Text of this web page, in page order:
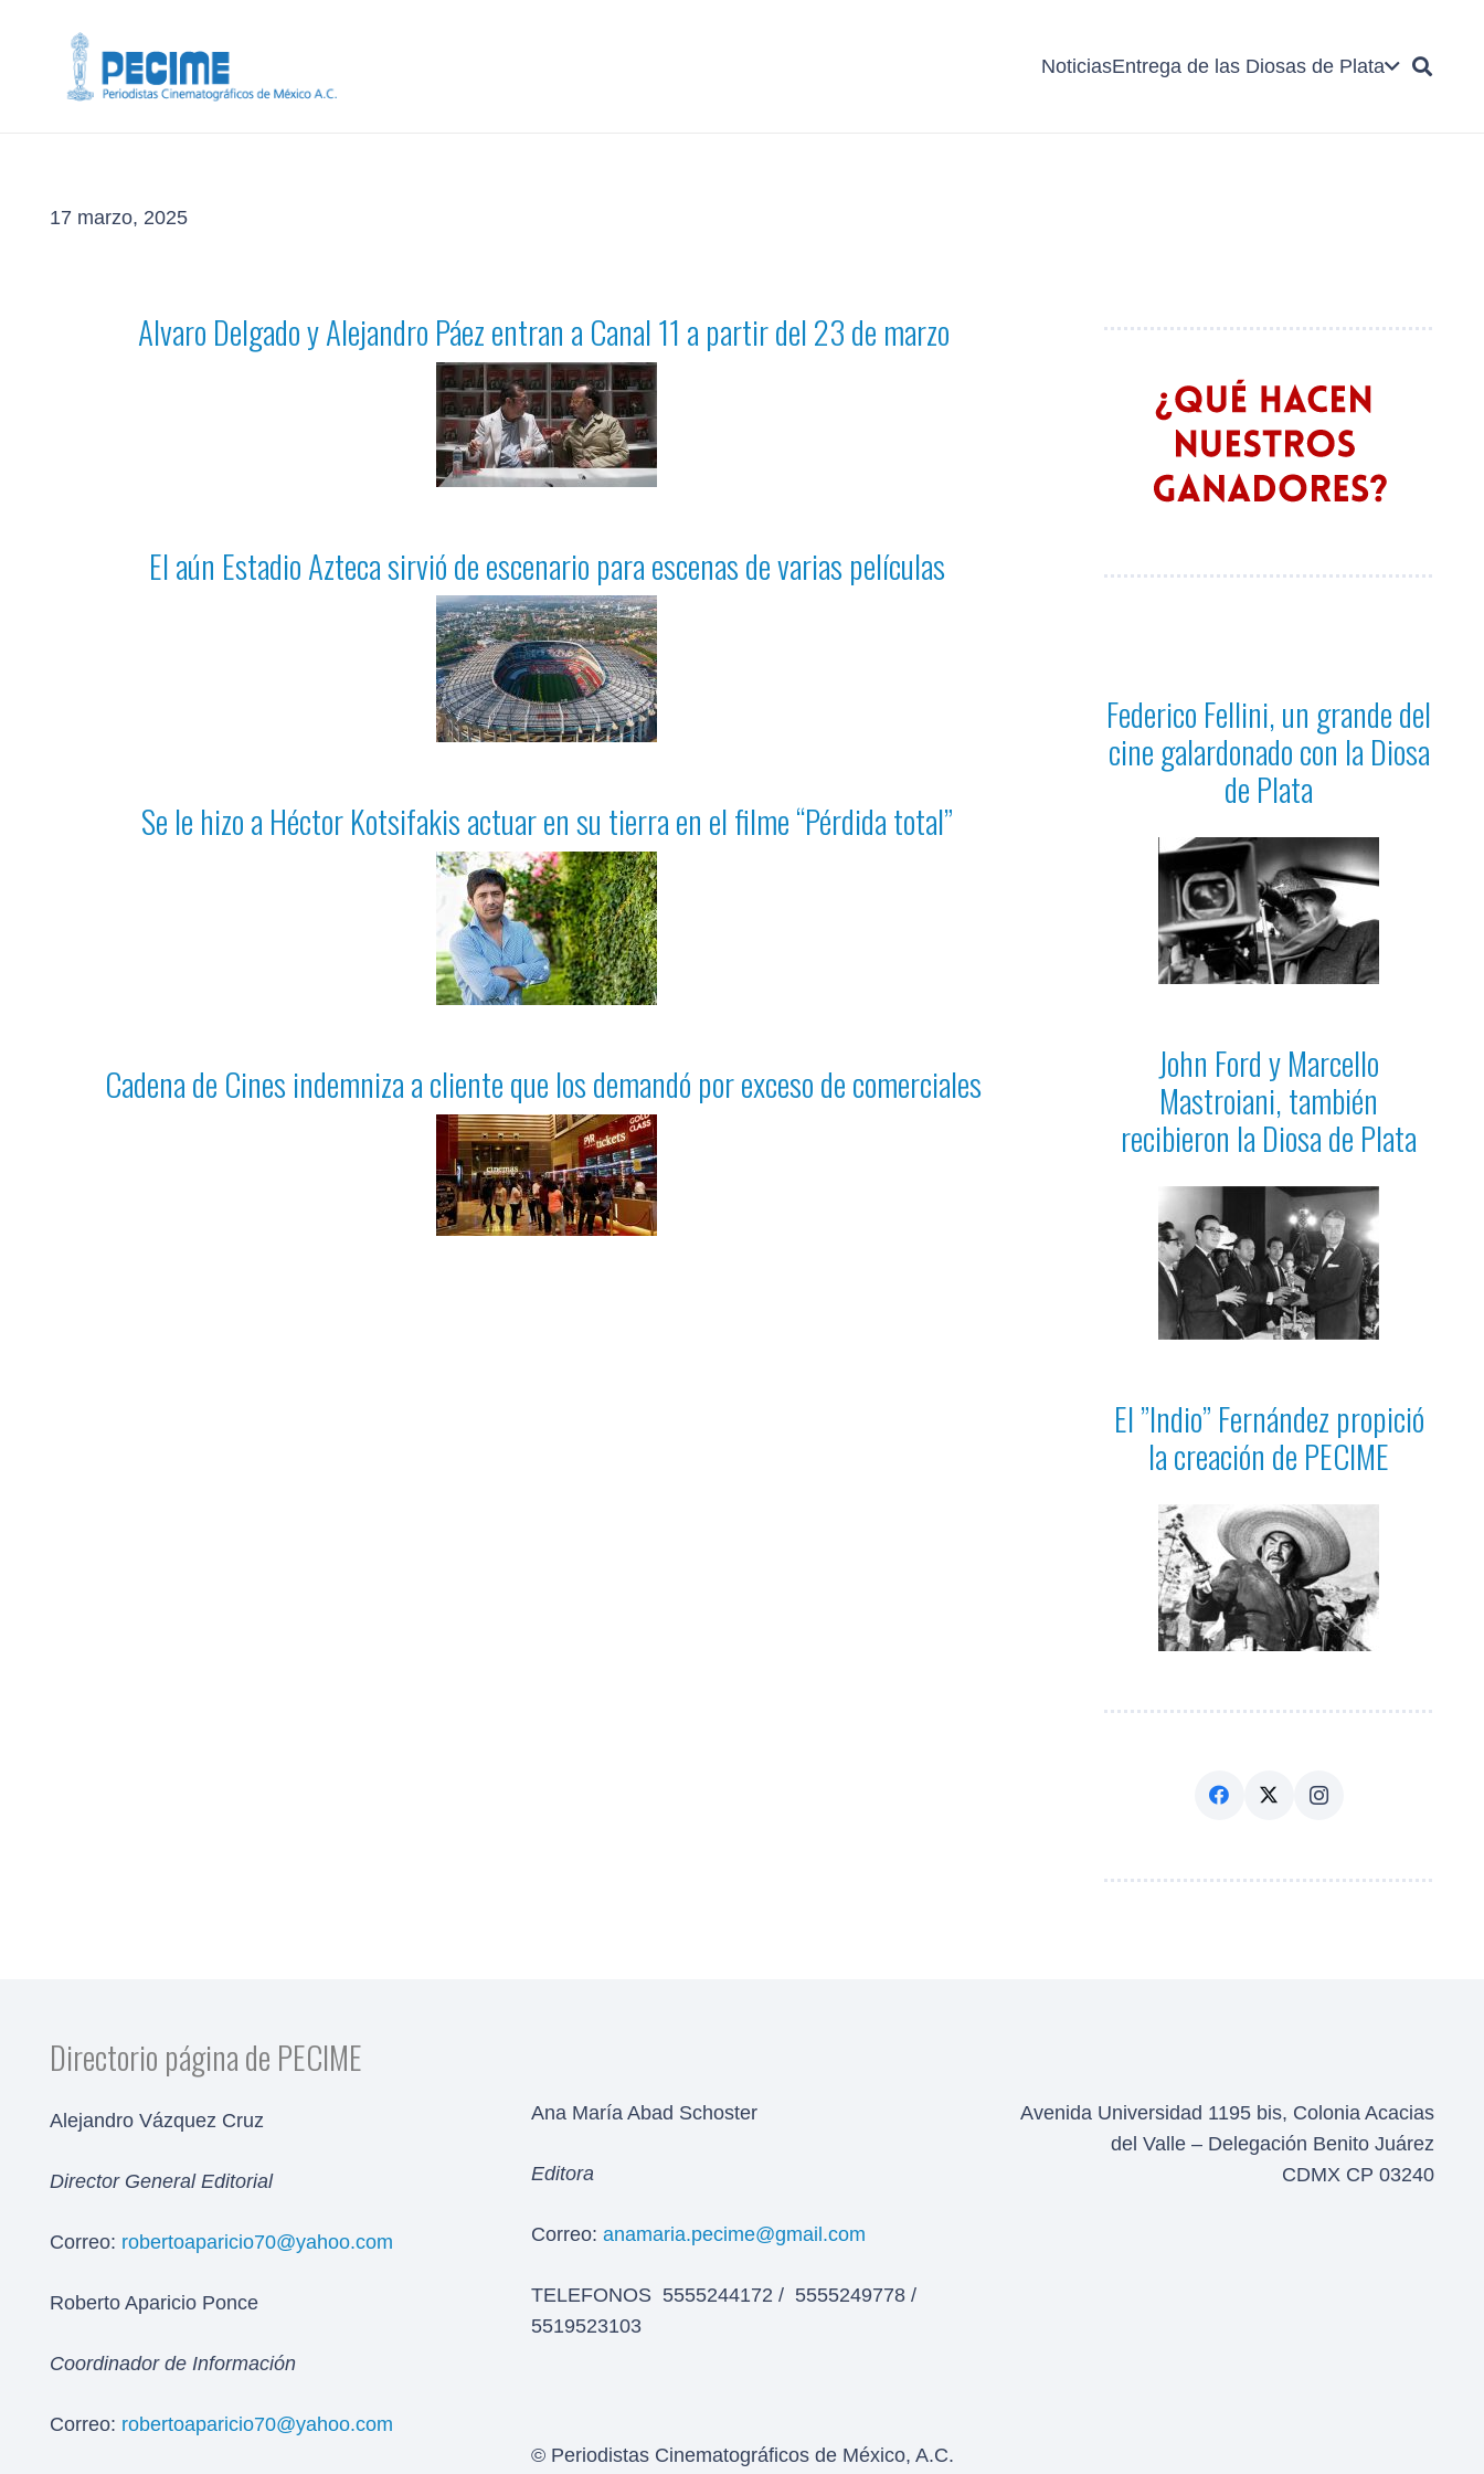
NoticiasEntrega de las Diosas de Plata
17 marzo, 2025
Alvaro Delgado y Alejandro Páez entran a Canal 11 a partir del 23 de marzo
El aún Estadio Azteca sirvió de escenario para escenas de varias películas
Se le hizo a Héctor Kotsifakis actuar en su tierra en el filme “Pérdida total”
Cadena de Cines indemniza a cliente que los demandó por exceso de comerciales
Federico Fellini, un grande del
cine galardonado con la Diosa
de Plata
John Ford y Marcello
Mastroiani, también
recibieron la Diosa de Plata
El ”Indio” Fernández propició
la creación de PECIME
Directorio página de PECIME
Alejandro Vázquez Cruz
Director General Editorial
Correo: robertoaparicio70@yahoo.com
Roberto Aparicio Ponce
Coordinador de Información
Correo: robertoaparicio70@yahoo.com
Ana María Abad Schoster
Editora
Correo: anamaria.pecime@gmail.com
TELEFONOS 5555244172 / 5555249778 /
5519523103
Avenida Universidad 1195 bis, Colonia Acacias
del Valle – Delegación Benito Juárez
CDMX CP 03240
© Periodistas Cinematográficos de México, A.C.